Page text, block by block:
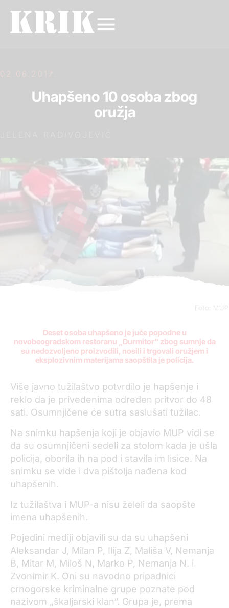
02.06.2017.
Uhapšeno 10 osoba zbog
oružja
Foto: MUP
Deset osoba uhapšeno je juče popodneu
novobeogradskom restoranu „Durmitor“ zbog sumnje da
su nedozvoljeno proizvodili, nosili i trgovali oružjem i
eksplozivnim materijama saopštila je policija.
Više javno tužilaštvo potvrdilo je hapšenje i
reklo da je privedenima određen pritvor do 48
sati. Osumnjičene će sutra saslušati tužilac.
Na snimku hapšenja koji je objavio MUP vidi se
da su osumnjičeni sedeli za stolom kada je ušla
policija, oborila ih na pod i stavila im lisice. Na
snimku se vide i dva pištolja nađena kod
uhapšenih.
Iz tužilaštva i MUP-a nisu želeli da saopšte
imena uhapšenih.
Pojedini mediji objavili su da su uhapšeni
Aleksandar J, Milan P, Ilija Z, Mališa V, Nemanja
B, Mitar M, Miloš N, Marko P, Nemanja N. i
Zvonimir K. Oni su navodno pripadnici
crnogorske kriminalne grupe poznate pod
nazivom „škaljarski klan“. Grupa je, prema